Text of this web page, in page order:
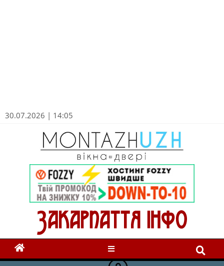
30.07.2026 | 14:05